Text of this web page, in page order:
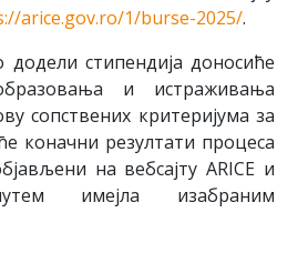
arice.gov.ro/1/burse-2025/.
додели стипендија доносиће
и истраживања
сопствених критеријума за
коначни резултати процеса
на вебсајту ARICE и
имејла изабраним